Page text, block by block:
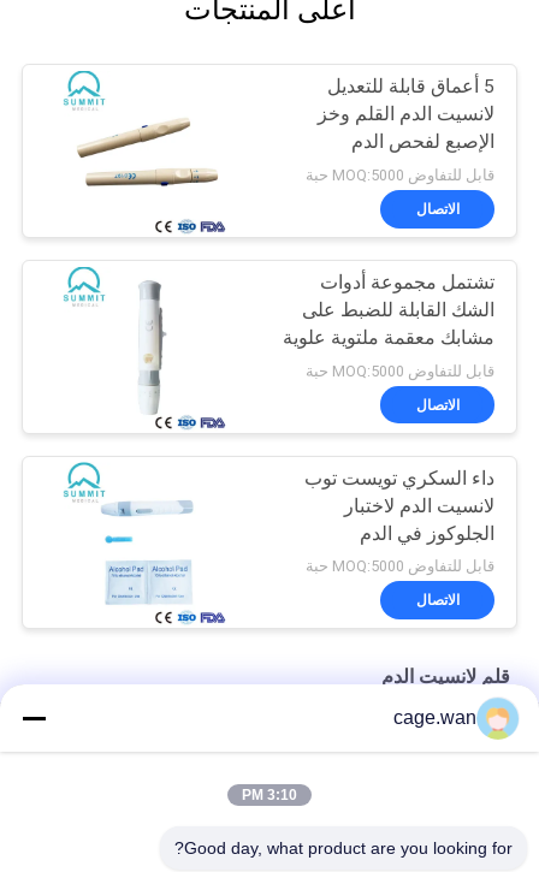
أعلى المنتجات
5 أعماق قابلة للتعديل
لانسيت الدم القلم وخز
الإصبع لفحص الدم
قابل للتفاوض MOQ:5000 حبة
الاتصال
تشتمل مجموعة أدوات
الشك القابلة للضبط على
مشابك معقمة ملتوية علوية
قابل للتفاوض MOQ:5000 حبة
الاتصال
داء السكري تويست توب
لانسيت الدم لاختبار
الجلوكوز في الدم
قابل للتفاوض MOQ:5000 حبة
الاتصال
قلم لانسيت الدم
6 أعماق قابلة للتعديل لانسيت القلم قلم الوخز مع قاذف
cage.wan
3:10 PM
Good day, what product are you looking for?